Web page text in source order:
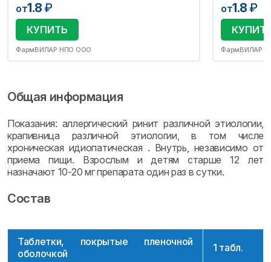
от1.8₽
КУПИТЬ
ФармВИЛАР НПО ООО
от1.8₽
ФармВИЛАР
Общая информация
Показания: аллергический ринит различной этиологии,
крапивница различной этиологии, в том числе
хроническая идиопатическая . Внутрь, независимо от
приема пищи. Взрослым и детям старше 12 лет
назначают 10-20 мг препарата один раз в сутки.
Состав
Таблетки, покрытые пленочной
оболочкой
1 табл.